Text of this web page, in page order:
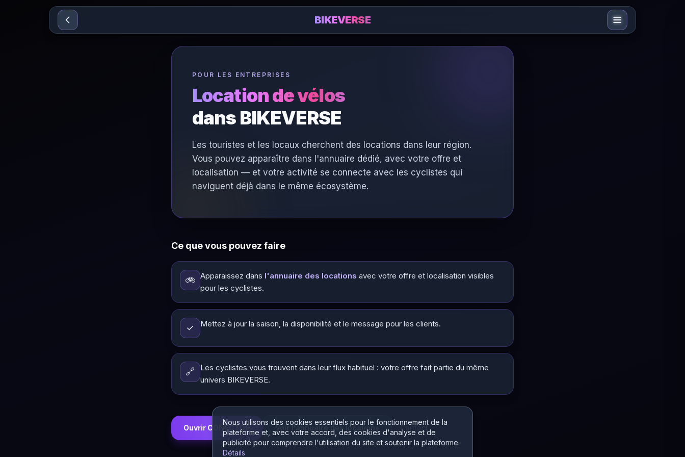
Sari la conținut
Nous utilisons des cookies essentiels pour le fonctionnement de la
plateforme et, avec votre accord, des cookies d'analyse et de
publicité pour comprendre l'utilisation du site et soutenir la plateforme.
Détails
BIKEVERSE
POUR LES ENTREPRISES
Location de vélos
dans BIKEVERSE
Les touristes et les locaux cherchent des locations dans leur région.
Vous pouvez apparaître dans l'annuaire dédié, avec votre offre et
localisation — et votre activité se connecte avec les cyclistes qui
naviguent déjà dans le même écosystème.
Ce que vous pouvez faire
🚲 Apparaissez dans l'annuaire des locations avec votre offre et localisation visibles
pour les cyclistes.
✓ Mettez à jour la saison, la disponibilité et le message pour les clients.
🔗
Les cyclistes vous trouvent dans leur flux habituel : votre offre fait partie du même
univers BIKEVERSE.
Ouvrir CONECTOR Voir l'annuaire des locations Contact